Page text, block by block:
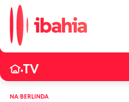
•TV
NA BERLINDA